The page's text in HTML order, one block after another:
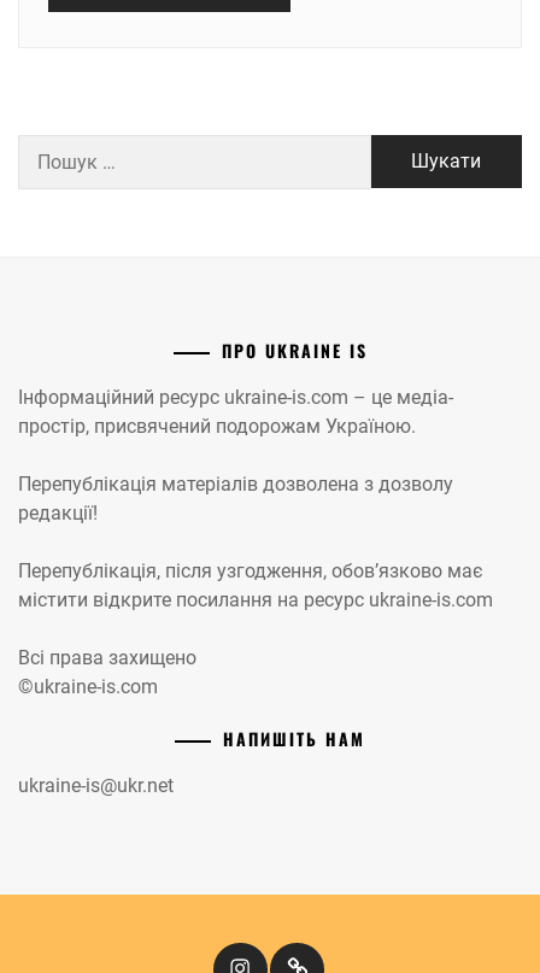
ПРО UKRAINE IS
Інформаційний ресурс ukraine-is.com – це медіа-
простір, присвячений подорожам Україною.
Перепублікація матеріалів дозволена з дозволу
редакції!
Перепублікація, після узгодження, обов’язково має
містити відкрите посилання на ресурс ukraine-is.com
Всі права захищено
©ukraine-is.com
НАПИШІТЬ НАМ
ukraine-is@ukr.net
InstagramКіномандри